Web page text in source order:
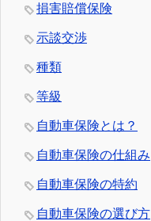
損害賠償保険
示談交渉
種類
等級
自動車保険とは？
自動車保険の仕組み
自動車保険の特約
自動車保険の選び方